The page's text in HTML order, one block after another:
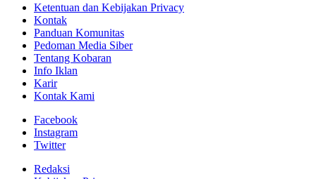
Ketentuan dan Kebijakan Privacy
Kontak
Panduan Komunitas
Pedoman Media Siber
Tentang Kobaran
Info Iklan
Karir
Kontak Kami
Facebook
Instagram
Twitter
Redaksi